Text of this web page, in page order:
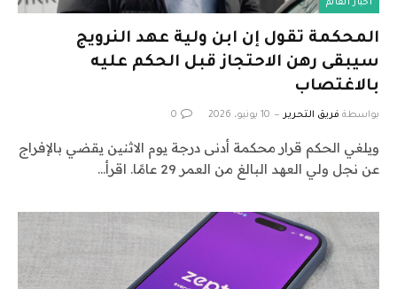
أخبار العالم
المحكمة تقول إن ابن ولية عهد النرويج
سيبقى رهن الاحتجاز قبل الحكم عليه
بالاغتصاب
بواسطة فريق التحرير 10 يونيو، 2026 0
ويلغي الحكم قرار محكمة أدنى درجة يوم الاثنين يقضي بالإفراج
عن نجل ولي العهد البالغ من العمر 29 عامًا. اقرأ…